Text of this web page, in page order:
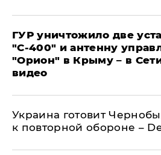
ГУР уничтожило две
"С‑400" и антенну
"Орион" в Крыму – в
видео
Украина готовит
к повторной обороне –